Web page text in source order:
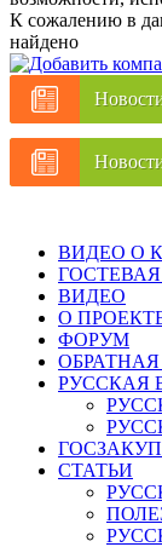
К сожалению в
найдено
ВИДЕО О
ВИДЕО
О
ФОРУМ
ОБРАТНАЯ
РУССКАЯ
СТАТЬИ